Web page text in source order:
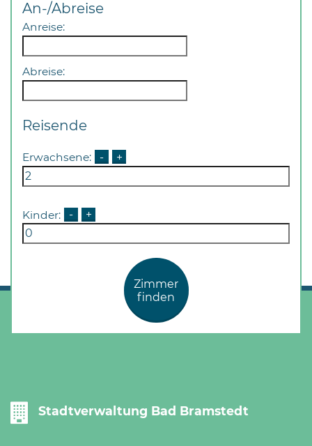
An-/Abreise
Anreise:
Abreise:
Reisende
Erwachsene: - +
Kinder: - +
Zimmer
finden
Stadtverwaltung Bad Bramstedt